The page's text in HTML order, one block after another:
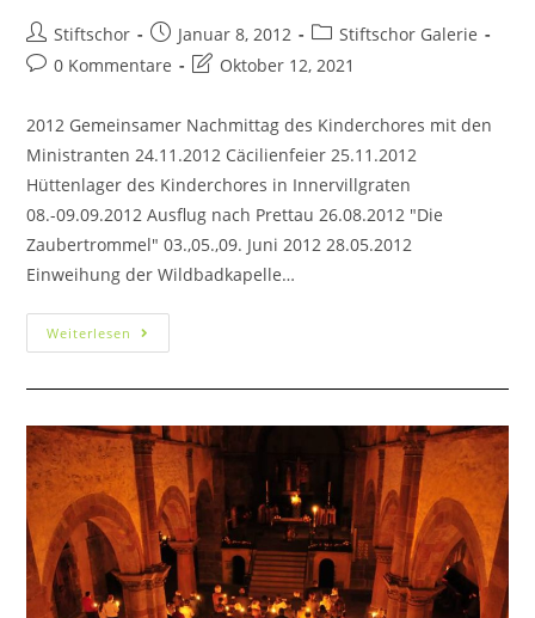
Stiftschor Januar 8, 2012
Stiftschor Galerie
0 Kommentare
Oktober 12, 2021
2012 Gemeinsamer Nachmittag des Kinderchores mit den
Ministranten 24.11.2012 Cäcilienfeier 25.11.2012
Hüttenlager des Kinderchores in Innervillgraten
08.-09.09.2012 Ausflug nach Prettau 26.08.2012 "Die
Zaubertrommel" 03.,05.,09. Juni 2012 28.05.2012
Einweihung der Wildbadkapelle…
Weiterlesen